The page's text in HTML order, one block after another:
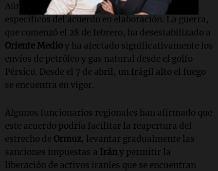
Aún no se han dado a conocer los detalles
específicos del acuerdo en elaboración. La guerra,
que comenzó el 28 de febrero, ha desestabilizado a
Oriente Medioy ha afectado significativamente los
envíos de petróleo y gas natural desde el golfo
Pérsico. Desde el 7 de abril, un frágil alto el fuego
se encuentra en vigor.
Algunos funcionarios regionales han afirmado que
este acuerdo podría facilitar la reapertura del
estrecho de Ormuz, levantar gradualmente las
sanciones impuestas a Irány permitir la
liberación de activos iraníes que se encuentran